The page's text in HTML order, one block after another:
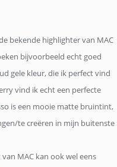
bekende highlighter van MAC
bijvoorbeeld echt goed
gele kleur, die ik perfect vind
vind ik echt een perfecte
is een mooie matte bruintint,
te creëren in mijn buitenste
MAC kan ook wel eens